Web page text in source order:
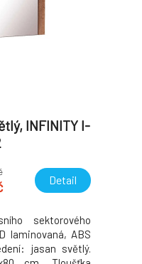
INFINITY I-
Detail
sektorového
laminovaná, ABS
jasan světlý.